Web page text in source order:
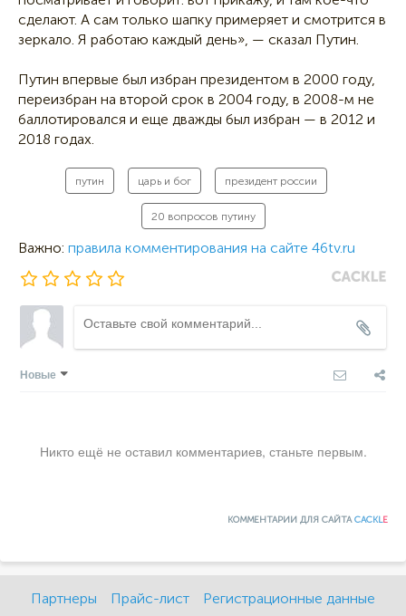
сделают. А сам только шапку примеряет и смотрится в
зеркало. Я работаю каждый день», — сказал Путин.
Путин впервые был избран президентом в 2000 году,
переизбран на второй срок в 2004 году, в 2008-м не
баллотировался и еще дважды был избран — в 2012 и
2018 годах.
путин царь и бог президент россии
20 вопросов путину
Важно: правила комментирования на сайте 46tv.ru
Новые
Никто ещё не оставил комментариев, станьте первым.
КОММЕНТАРИИ ДЛЯ САЙТАCACKLE
Партнеры Прайс-лист Регистрационные данные